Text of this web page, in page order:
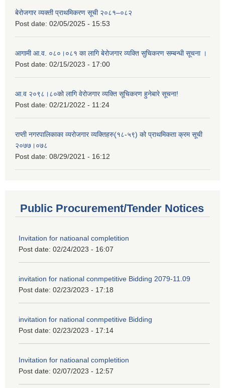
बेरोजगार व्यक्ती प्राथमिकरण सूची २०८१–०८२
Post date: 02/05/2025 - 15:53
आगामी आ.व. ०८०।०८१ का लागि बेरोजगार व्यक्ति सुचिकरण सम्बन्धी सूचना ।
Post date: 02/15/2023 - 17:00
आ.व २०९८।८०को लागि वेरोजगार व्यक्ति सूचिकरण हुनेबारे सूचना!
Post date: 02/21/2022 - 11:24
राप्ती नगरपालिकाका व्यरोजगार व्यक्तिहरु(१८-५९) को प्राथमिकता क्रम सूची
२०७७।०७८
Post date: 08/29/2021 - 16:12
Public Procurement/Tender Notices
Invitation for natioanal completition
Post date: 02/24/2023 - 16:07
invitation for national conmpetitive Bidding 2079-11.09
Post date: 02/23/2023 - 17:18
invitation for national conmpetitive Bidding
Post date: 02/23/2023 - 17:14
Invitation for natioanal completition
Post date: 02/07/2023 - 12:57